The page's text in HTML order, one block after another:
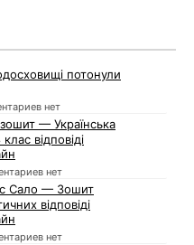
потонули
нет
— Українська
відповіді
нет
Сало — Зошит
відповіді
нет